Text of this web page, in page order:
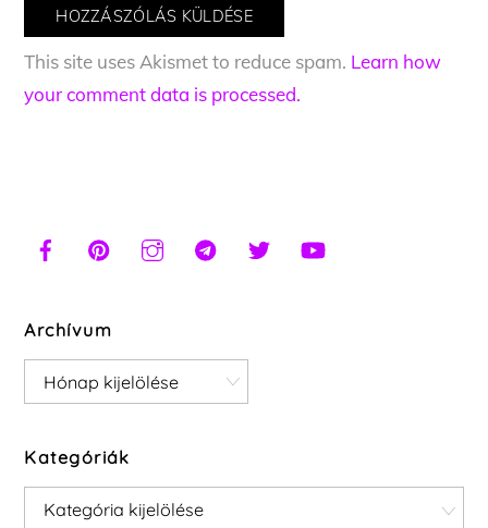
This site uses Akismet to reduce spam. Learn how
your comment data is processed.
Archívum
Archívum
Kategóriák
Kategóriák